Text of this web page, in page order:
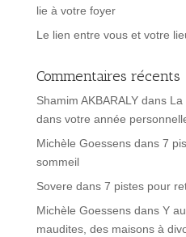
lie à votre foyer
Le lien entre vous et votre
Commentaires récents
Shamim AKBARALYdans La
dans votre année
Michèle Goessensdans 7
sommeil
Sovere dans 7 pistes pour
Michèle Goessensdans Y
maudites, des maisons à